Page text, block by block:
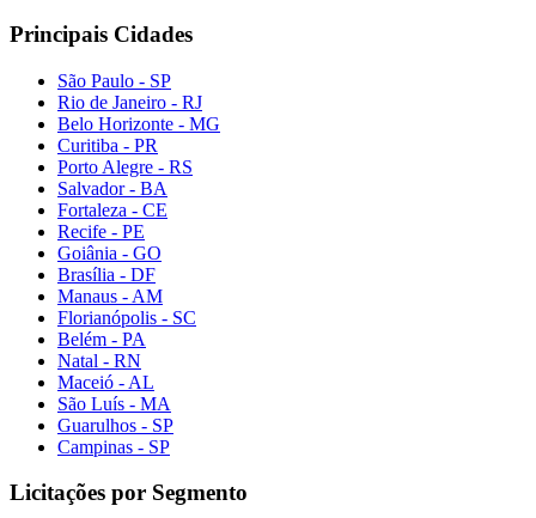
Principais Cidades
São Paulo - SP
Rio de Janeiro - RJ
Belo Horizonte - MG
Curitiba - PR
Porto Alegre - RS
Salvador - BA
Fortaleza - CE
Recife - PE
Goiânia - GO
Brasília - DF
Manaus - AM
Florianópolis - SC
Belém - PA
Natal - RN
Maceió - AL
São Luís - MA
Guarulhos - SP
Campinas - SP
Licitações por Segmento